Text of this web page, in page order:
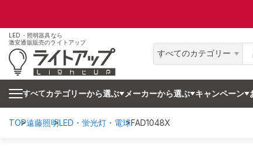
LED・照明器具なら
激安通販販売のライトアップ
すべてのカテゴリー
すべてカテゴリーから選ぶ メーカーから選ぶ キャンペーン
TOP遠藤照明LED・蛍光灯・電球FAD1048X